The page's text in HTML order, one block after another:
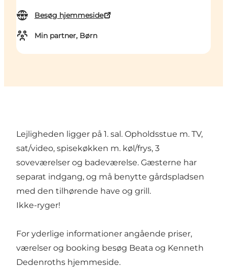
Besøg hjemmeside
Min partner, Børn
Lejligheden ligger på 1. sal. Opholdsstue m. TV,
sat/video, spisekøkken m. køl/frys, 3
soveværelser og badeværelse. Gæsterne har
separat indgang, og må benytte gårdspladsen
med den tilhørende have og grill.
Ikke-ryger!
For yderlige informationer angående priser,
værelser og booking besøg Beata og Kenneth
Dedenroths hjemmeside.